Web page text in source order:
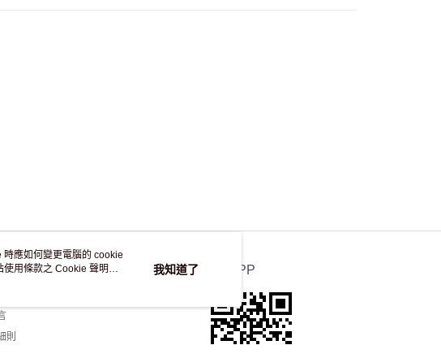
務
則
官方APP
應如何變更電腦的 cookie
使用條款之 Cookie 聲明使
我知道了